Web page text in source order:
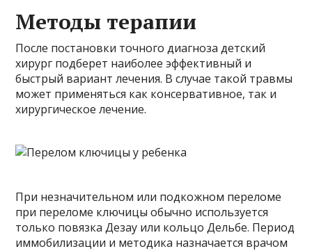
Методы терапии
После постановки точного диагноза детский
хирург подберет наиболее эффективный и
быстрый вариант лечения. В случае такой травмы
может применяться как консервативное, так и
хирургическое лечение.
При незначительном или подкожном переломе
при переломе ключицы обычно используется
только повязка Дезау или кольцо Дельбе. Период
иммобилизации и методика назначается врачом